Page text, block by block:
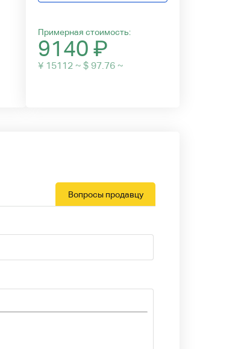
Примерная стоимость:
9140 ₽
¥ 15112 ~ $ 97.76 ~
Вопросы продавцу